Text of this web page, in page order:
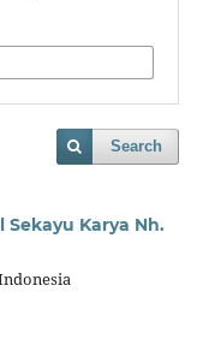
Search
Karya Nh.